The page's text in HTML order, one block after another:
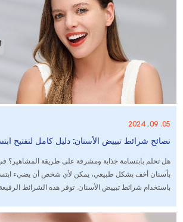
05. 09, 2024
نصائح شرائط تبييض الأسنان: دليل كامل لتفتيح
هل تحلم بابتسامة جذابة ومشرقة على طريقة المشاهير؟
بأسنان أخف بشكل طبيعي، يمكن لأي شخص أن يضيء
باستخدام شرائط تبييض الأسنان. توفر هذه الشرائط
الاستخدام المستمر.